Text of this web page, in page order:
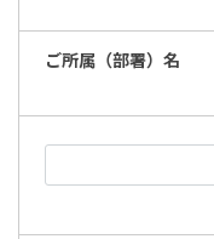
ご所属（部署）名